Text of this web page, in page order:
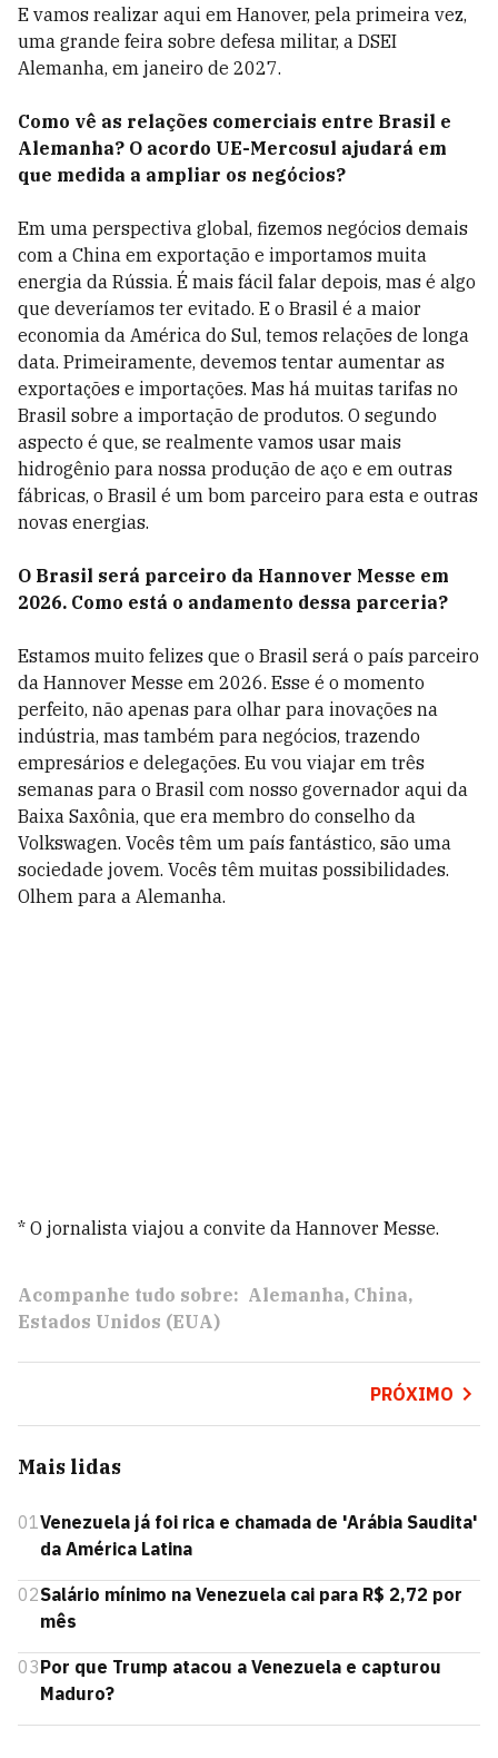
E vamos realizar aqui em Hanover, pela primeira vez,
uma grande feira sobre defesa militar, a DSEI
Alemanha, em janeiro de 2027.
Como vê as relações comerciais entre Brasil e
Alemanha? O acordo UE-Mercosul ajudará em
que medida a ampliar os negócios?
Em uma perspectiva global, fizemos negócios demais
com a China em exportação e importamos muita
energia da Rússia. É mais fácil falar depois, mas é algo
que deveríamos ter evitado. E o Brasil é a maior
economia da América do Sul, temos relações de longa
data. Primeiramente, devemos tentar aumentar as
exportações e importações. Mas há muitas tarifas no
Brasil sobre a importação de produtos. O segundo
aspecto é que, se realmente vamos usar mais
hidrogênio para nossa produção de aço e em outras
fábricas, o Brasil é um bom parceiro para esta e outras
novas energias.
O Brasil será parceiro da Hannover Messe em
2026. Como está o andamento dessa parceria?
Estamos muito felizes que o Brasil será o país parceiro
da Hannover Messe em 2026. Esse é o momento
perfeito, não apenas para olhar para inovações na
indústria, mas também para negócios, trazendo
empresários e delegações. Eu vou viajar em três
semanas para o Brasil com nosso governador aqui da
Baixa Saxônia, que era membro do conselho da
Volkswagen. Vocês têm um país fantástico, são uma
sociedade jovem. Vocês têm muitas possibilidades.
Olhem para a Alemanha.
* O jornalista viajou a convite da Hannover Messe.
Acompanhe tudo sobre: Alemanha China
Estados Unidos (EUA)
PRÓXIMO
Mais lidas
01Venezuela já foi rica e chamada de 'Arábia Saudita'
da América Latina
02Salário mínimo na Venezuela cai para R$ 2,72 por
mês
03Por que Trump atacou a Venezuela e capturou
Maduro?